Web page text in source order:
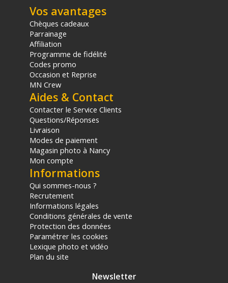
contraintes de recul et les raccords périlleux en post-
production disparaissent ; vous photographiez vos modèles
en pied, incluez du mobilier ou étalez simplement votre
matière sur le sol pour un effet cyclo impeccable. La réserve
de 11 mètres constitue un filet de sécurité inestimable pour
les studios à forte rotation.
Caractéristiques du fond papier Savage 2,72x11m Blue
Jean :
Dimensions : 2,72 x 11 mètres
Format : Large
Couleur : Blue Jean (Bleu denim / Bleu chiné)
Diamètre intérieur du mandrin : 5 centimètres
Grammage : Environ 163 grammes par mètre carré
Composition : 75 % de matériaux recyclés
Stockage recommandé : Verticalement uniquement pour
éviter le gondolage
CONTENU DU CARTON
1x Rouleau fond papier Savage 2,72 x 11 m Blue Jean
Offre valable jusqu'au 06-08-2026 inclus.
Code EAN Savage fond papier 2,72x11m Blue Jean - Fond
papier - Achat & prix :
Vos avantages
Chèques cadeaux
Parrainage
Affiliation
Programme de fidélité
Codes promo
Occasion et Reprise
MN Crew
Aides & Contact
Contacter le Service Clients
Questions/Réponses
Livraison
Modes de paiement
Magasin photo à Nancy
Mon compte
Informations
Qui sommes-nous ?
Recrutement
Informations légales
Conditions générales de vente
Protection des données
Paramétrer les cookies
Lexique photo et vidéo
Plan du site
Newsletter